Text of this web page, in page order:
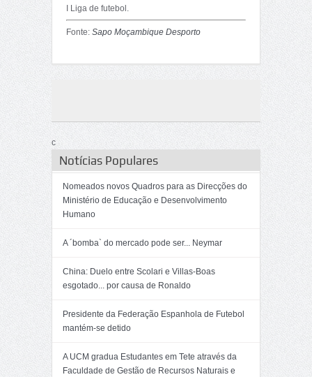
I Liga de futebol.
Fonte: Sapo Moçambique Desporto
c
Notícias Populares
Nomeados novos Quadros para as Direcções do
Ministério de Educação e Desenvolvimento
Humano
A ´bomba` do mercado pode ser... Neymar
China: Duelo entre Scolari e Villas-Boas
esgotado... por causa de Ronaldo
Presidente da Federação Espanhola de Futebol
mantém-se detido
A UCM gradua Estudantes em Tete através da
Faculdade de Gestão de Recursos Naturais e